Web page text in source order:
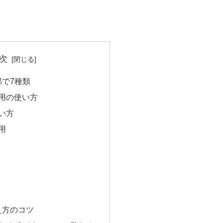
で7種類
の使い方
方
のコツ